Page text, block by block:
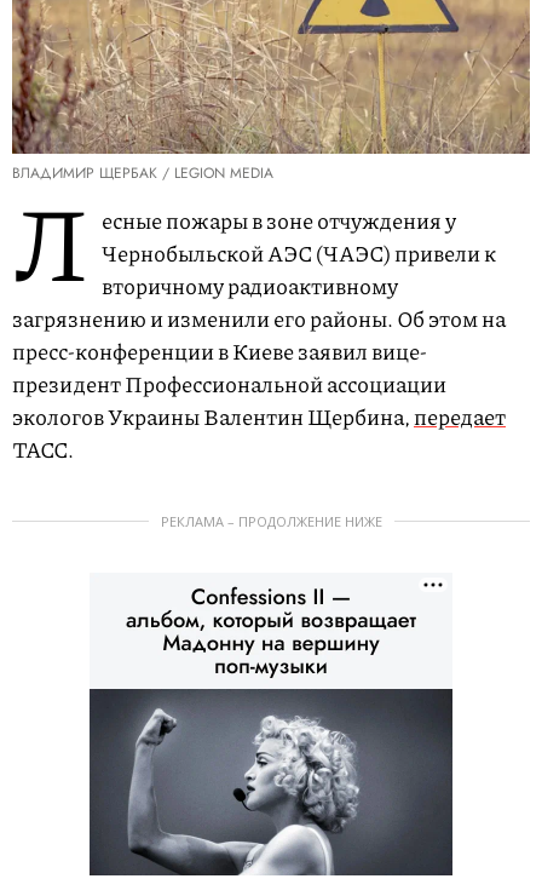
ВЛАДИМИР ЩЕРБАК / LEGION MEDIA
Л есные пожары в зоне отчуждения у
Чернобыльской АЭС (ЧАЭС) привели к
вторичному радиоактивному
загрязнению и изменили его районы. Об этом на
пресс-конференции в Киеве заявил вице-
президент Профессиональной ассоциации
экологов Украины Валентин Щербина,передает
ТАСС.
РЕКЛАМА – ПРОДОЛЖЕНИЕ НИЖЕ